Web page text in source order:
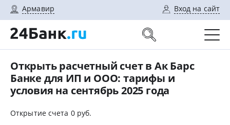
Армавир Вход на сайт
Открыть расчетный счет в Ак Барс
Банке для ИП и ООО: тарифы и
условия на сентябрь 2025 года
Открытие счета 0 руб.